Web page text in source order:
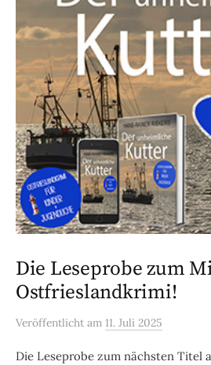
Die Leseprobe zum
Ostfrieslandkrimi!
Veröffentlicht am 11. Juli 2025
Die Leseprobe zum nächsten Titel